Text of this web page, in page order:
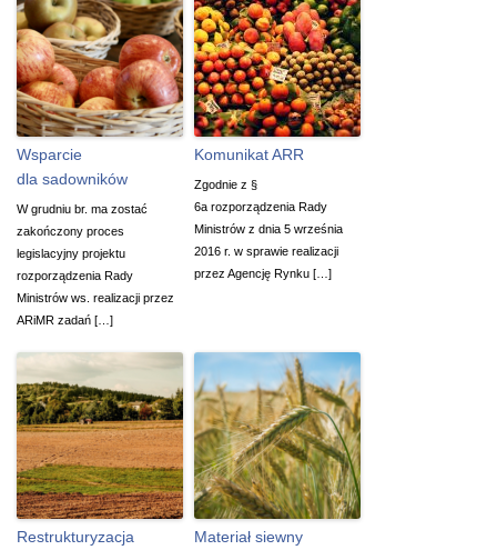
Wsparcie
dla sadowników
W grudniu br. ma zostać
zakończony proces
legislacyjny projektu
rozporządzenia Rady
Ministrów ws. realizacji przez
ARiMR zadań […]
Komunikat ARR
Zgodnie z §
6a rozporządzenia Rady
Ministrów z dnia 5 września
2016 r. w sprawie realizacji
przez Agencję Rynku […]
Restrukturyzacja
Materiał siewny